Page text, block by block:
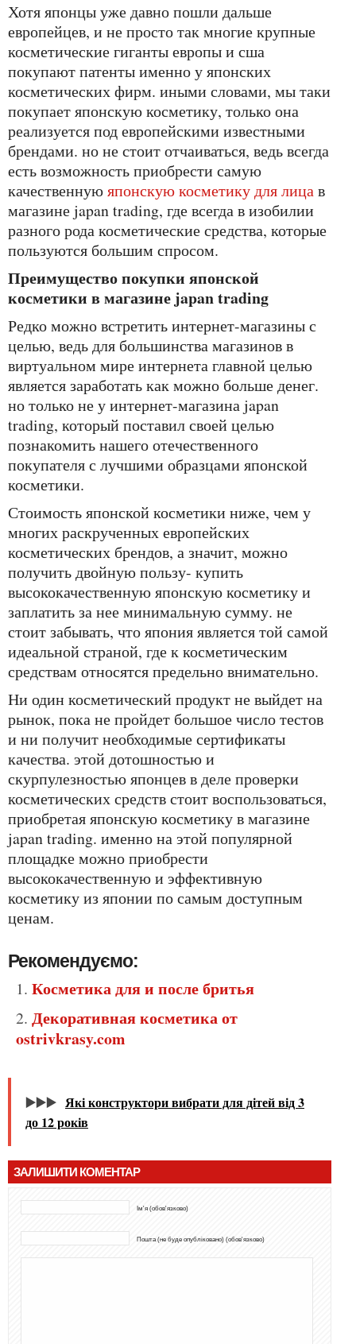
хотя японцы уже давно пошли дальше
европейцев, и не просто так многие крупные
косметические гиганты европы и сша
покупают патенты именно у японских
косметических фирм. иными словами, мы таки
покупает японскую косметику, только она
реализуется под европейскими известными
брендами. но не стоит отчаиваться, ведь всегда
есть возможность приобрести самую
качественнуюяпонскую косметику для лицав
магазине japan trading, где всегда в изобилии
разного рода косметические средства, которые
пользуются большим спросом.
преимущество покупки японской
косметики в магазине japan trading
редко можно встретить интернет-магазины с
целью, ведь для большинства магазинов в
виртуальном мире интернета главной целью
является заработать как можно больше денег.
но только не у интернет-магазина japan
trading, который поставил своей целью
познакомить нашего отечественного
покупателя с лучшими образцами японской
косметики.
стоимость японской косметики ниже, чем у
многих раскрученных европейских
косметических брендов, а значит, можно
получить двойную пользу- купить
высококачественную японскую косметику и
заплатить за нее минимальную сумму. не
стоит забывать, что япония является той самой
идеальной страной, где к косметическим
средствам относятся предельно внимательно.
ни один косметический продукт не выйдет на
рынок, пока не пройдет большое число тестов
и ни получит необходимые сертификаты
качества. этой дотошностью и
скурпулезностью японцев в деле проверки
косметических средств стоит воспользоваться,
приобретая японскую косметику в магазине
japan trading. именно на этой популярной
площадке можно приобрести
высококачественную и эффективную
косметику из японии по самым доступным
ценам.
Рекомендуємо:
Косметика для и после бритья
Декоративная косметика от
ostrivkrasy.com
▶️▶️▶️ Які конструктори вибрати для дітей від 3
до 12 років
ЗАЛИШИТИ КОМЕНТАР
Ім'я (обов'язково)
Пошта (не буде опубліковано) (обов'язково)